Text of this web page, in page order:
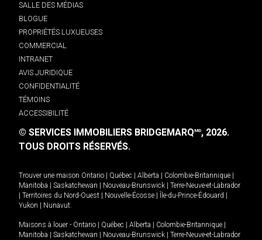
SALLE DES MÉDIAS
BLOGUE
PROPRIÉTÉS LUXUEUSES
COMMERCIAL
INTRANET
AVIS JURIDIQUE
CONFIDENTIALITÉ
TÉMOINS
ACCESSIBILITÉ
© SERVICES IMMOBILIERS BRIDGEMARQMD, 2026.
TOUS DROITS RÉSERVÉS.
Trouver une maison Ontario Québec Alberta Colombie-Britannique
Manitoba
Saskatchewan Nouveau-Brunswick
Terre-Neuve-et-Labrador
Territoires du Nord-Ouest Nouvelle-Écosse Île-du-Prince-Édouard
Yukon
Nunavut.
Maisons à louer - Ontario Québec Alberta Colombie-Britannique
Manitoba
Saskatchewan Nouveau-Brunswick
Terre-Neuve-et-Labrador